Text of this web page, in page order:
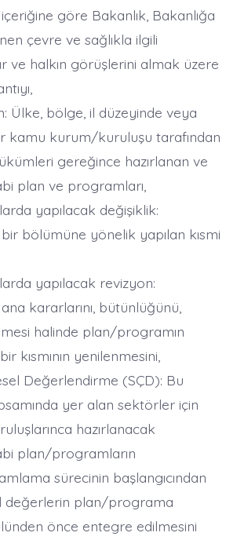
göre Bakanlık, Bakanlığa
çevre ve sağlıkla ilgili
ve halkın görüşlerini almak üzere
Ülke, bölge, il düzeyinde veya
kamu kurum/kuruluşu tarafından
gereğince hazırlanan ve
plan ve programları,
yapılacak değişiklik:
bölümüne yönelik yapılan kısmi
yapılacak revizyon:
kararlarını, bütünlüğünü,
halinde plan/programın
kısmının yenilenmesini,
Değerlendirme (SÇD): Bu
yer alan sektörler için
hazırlanacak
plan/programların
sürecinin başlangıcından
değerlerin plan/programa
önce entegre edilmesini